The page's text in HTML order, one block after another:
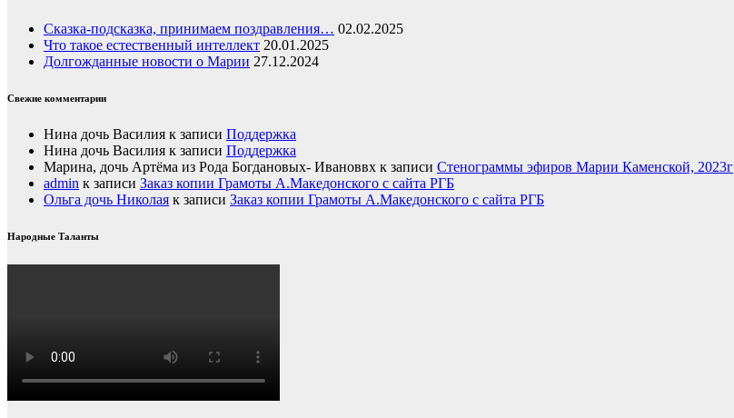
Сказка-подсказка, принимаем поздравления… 02.02.2025
Что такое естественный интеллект 20.01.2025
Долгожданные новости о Марии 27.12.2024
Свежие комментарии
Нина дочь Василия к записи Поддержка
Нина дочь Василия к записи Поддержка
Марина, дочь Артёма из Рода Богдановых- Ивановвх к записи Стенограммы эфиров Марии Каменской, 2023г
admin к записи Заказ копии Грамоты А.Македонского с сайта РГБ
Ольга дочь Николая к записи Заказ копии Грамоты А.Македонского с сайта РГБ
Народные Таланты